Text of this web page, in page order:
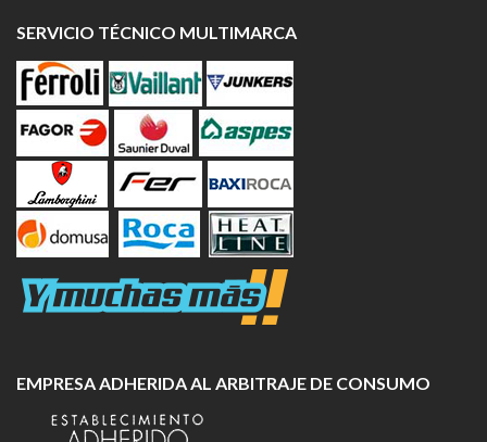
SERVICIO TÉCNICO MULTIMARCA
EMPRESA ADHERIDA AL ARBITRAJE DE CONSUMO